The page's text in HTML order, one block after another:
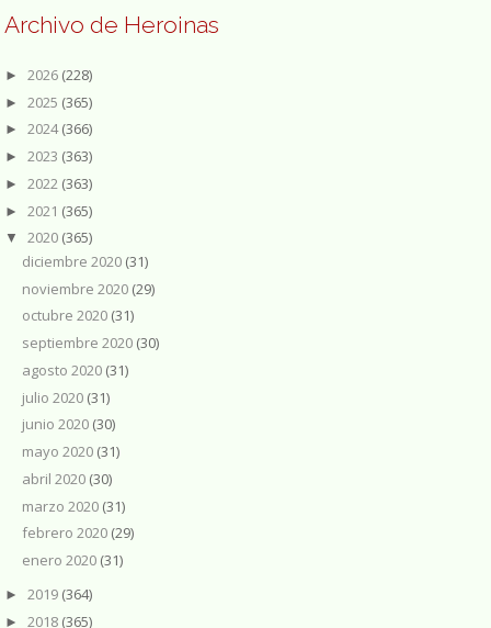
Archivo de Heroinas
► 2026 (228)
► 2025 (365)
► 2024(366)
► 2023 (363)
► 2022 (363)
► 2021 (365)
▼ 2020 (365)
diciembre 2020 (31)
noviembre 2020 (29)
octubre 2020 (31)
septiembre 2020 (30)
agosto 2020 (31)
julio 2020 (31)
junio 2020 (30)
mayo 2020 (31)
abril 2020 (30)
marzo 2020 (31)
febrero 2020 (29)
enero 2020 (31)
► 2019 (364)
► 2018 (365)